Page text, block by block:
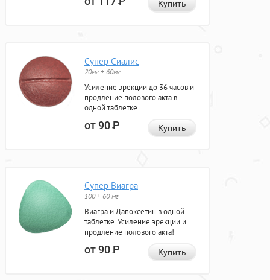
Купить
Супер Сиалис
20мг + 60мг
Усиление эрекции до 36 часов и
продление полового акта в
одной таблетке.
от 90Р Купить
Супер Виагра
100 + 60 мг
Виагра и Дапоксетин в одной
таблетке. Усиление эрекции и
продление полового акта!
от 90Р Купить